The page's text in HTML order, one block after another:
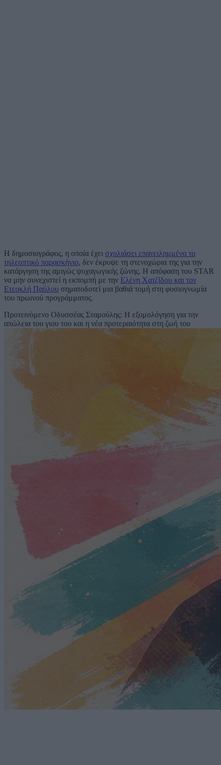
Η δημοσιογράφος, η οποία έχει σχολιάσει επανειλημμένα το
τηλεοπτικό παρασκήνιο, δεν έκρυψε τη στενοχώρια της για την
κατάργηση της αμιγώς ψυχαγωγικής ζώνης. Η απόφαση του STAR
να μην συνεχιστεί η εκπομπή με την Ελένη Χατζίδου και τον
Ετεοκλή Παύλου σηματοδοτεί μια βαθιά τομή στη φυσιογνωμία
του πρωινού προγράμματος.
Προτεινόμενο Οδυσσέας Σταμούλης: Η εξομολόγηση για την
απώλεια του γιου του και η νέα προτεραιότητα στη ζωή του